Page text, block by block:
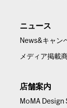
ニュース
News&キャン
メディア掲載
店舗案内
MoMA Design